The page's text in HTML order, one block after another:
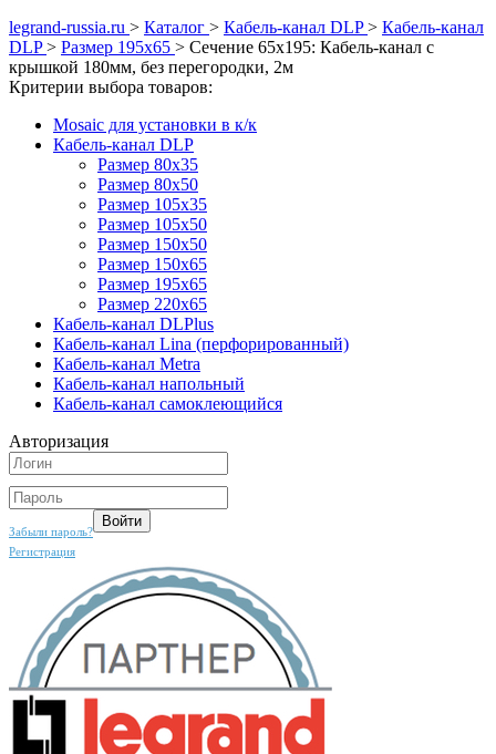
legrand-russia.ru > Каталог > Кабель-канал DLP > Кабель-канал
DLP > Размер 195х65 > Сечение 65х195: Кабель-канал с
крышкой 180мм, без перегородки, 2м
Критерии выбора товаров:
Mosaic для установки в к/к
Кабель-канал DLP
Размер 80х35
Размер 80х50
Размер 105х35
Размер 105х50
Размер 150х50
Размер 150х65
Размер 195х65
Размер 220х65
Кабель-канал DLPlus
Кабель-канал Lina (перфорированный)
Кабель-канал Metra
Кабель-канал напольный
Кабель-канал самоклеющийся
Авторизация
Забыли пароль?
Регистрация